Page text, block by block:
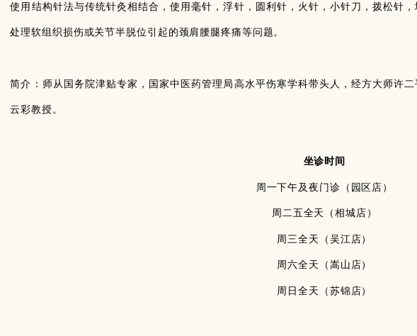
使用结构针法与传统针灸相结合，使用毫针，浮针，圆利针，火针，小针刀，拨松针
处理软组织损伤或关节半脱位引起的颈肩腰腿疼痛等问题。
简介：师从国务院津贴专家，国家中医药管理局高水平伤寒学科带头人，经方大师许
云彩教授。
坐诊时间
周一下午及夜门诊（园区店）
周二五全天（相城店）
周三全天（吴江店）
周六全天（嵩山店）
周日全天（苏锦店）